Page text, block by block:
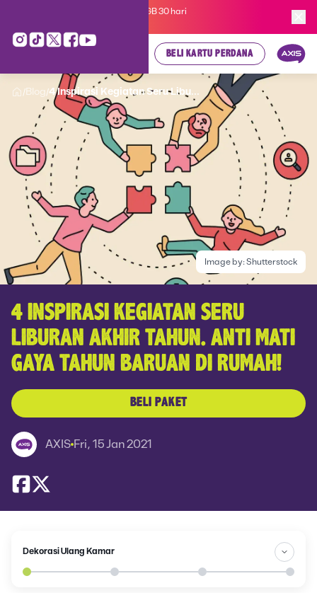
Kartu Perdana AXIS Suka-Suka 3GB 30 hari
BELI KARTU PERDANA
/ Blog /4 Inspirasi Kegiatan Seru Libu...
Image by:Shutterstock
4 INSPIRASI KEGIATAN SERU
LIBURAN AKHIR TAHUN. ANTI MATI
GAYA TAHUN BARUAN DI RUMAH!
BELI PAKET
AXIS Fri, 15 Jan 2021
Dekorasi Ulang Kamar